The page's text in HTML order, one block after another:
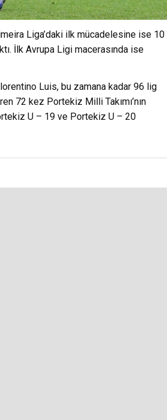
Liga’daki ilk mücadelesine ise 10
İlk Avrupa Ligi macerasında ise
Luis, bu zamana kadar 96 lig
72 kez Portekiz Milli Takımı’nın
U – 19 ve Portekiz U – 20